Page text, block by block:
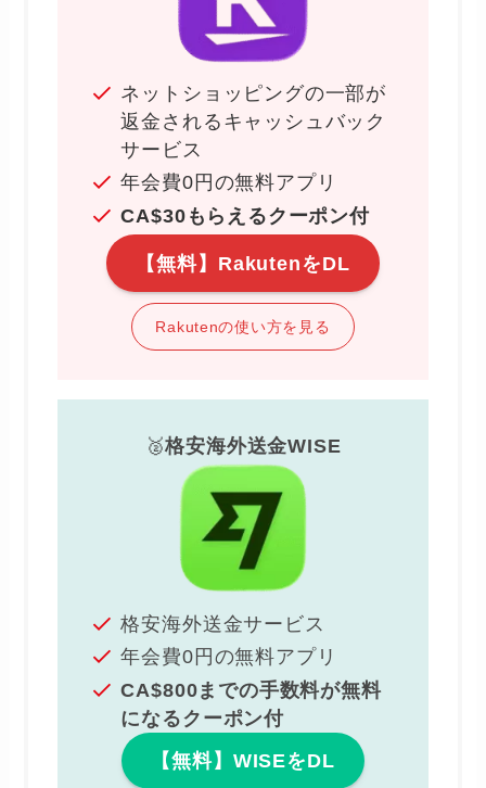
ネットショッピングの一部が
返金されるキャッシュバック
サービス
年会費0円の無料アプリ
CA$30もらえるクーポン付
【無料】RakutenをDL
Rakutenの使い方を見る
🥈格安海外送金WISE
格安海外送金サービス
年会費0円の無料アプリ
CA$800までの手数料が無料
になるクーポン付
【無料】WISEをDL